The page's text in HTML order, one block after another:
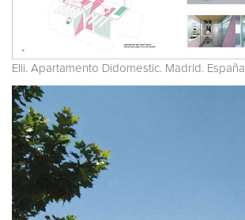
Elii. Apartamento Didomestic. Madrid. España